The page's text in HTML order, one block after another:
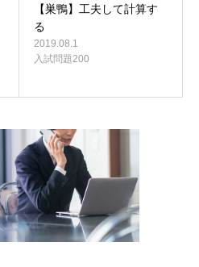
【巣鴨】工夫して計算す
る
2019.08.1
入試問題200